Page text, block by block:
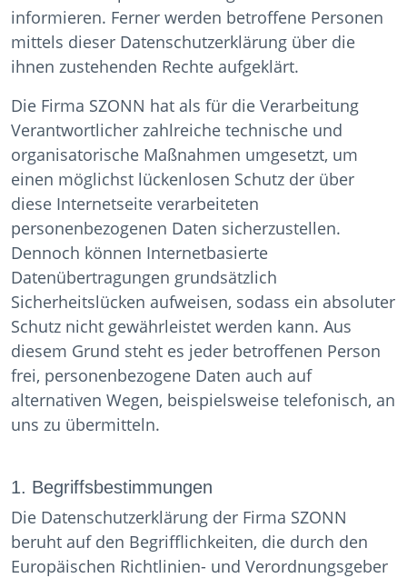
informieren. Ferner werden betroffene Personen
mittels dieser Datenschutzerklärung über die
ihnen zustehenden Rechte aufgeklärt.
Die Firma SZONN hat als für die Verarbeitung
Verantwortlicher zahlreiche technische und
organisatorische Maßnahmen umgesetzt, um
einen möglichst lückenlosen Schutz der über
diese Internetseite verarbeiteten
personenbezogenen Daten sicherzustellen.
Dennoch können Internetbasierte
Datenübertragungen grundsätzlich
Sicherheitslücken aufweisen, sodass ein absoluter
Schutz nicht gewährleistet werden kann. Aus
diesem Grund steht es jeder betroffenen Person
frei, personenbezogene Daten auch auf
alternativen Wegen, beispielsweise telefonisch, an
uns zu übermitteln.
1. Begriffsbestimmungen
Die Datenschutzerklärung der Firma SZONN
beruht auf den Begrifflichkeiten, die durch den
Europäischen Richtlinien- und Verordnungsgeber